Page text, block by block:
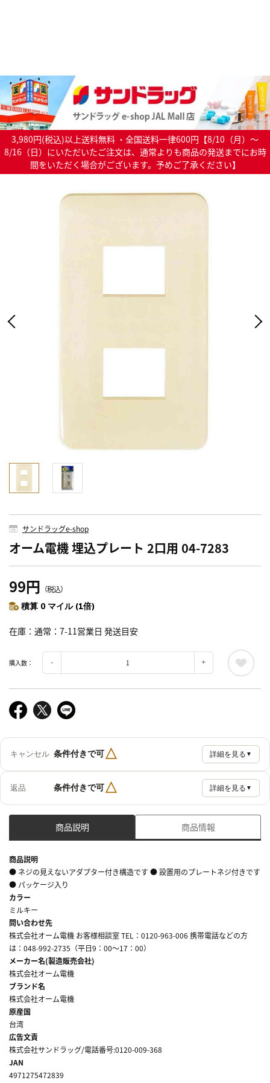
3,980円(税込)以上送料無料 ・全国送料一律600円【8/10（月）～
8/16（日）にいただいたご注文は、通常よりも商品の発送までにお時
間をいただく場合がございます。予めご了承ください】
サンドラッグe-shop
オーム電機 埋込プレート 2口用 04-7283
99円 （税込）
積算 0 マイル (1倍)
在庫 通常：7-11営業日 発送目安
購入数：
キャンセル 条件付きで可△ 詳細を見る ▼
返品 条件付きで可△ 詳細を見る ▼
商品説明 商品情報
商品説明
● ネジの見えないアダプター付き構造です ● 設置用のプレートネジ付きです
● パッケージ入り
カラー
ミルキー
問い合わせ先
株式会社オーム電機 お客様相談室 TEL：0120-963-006 携帯電話などの方
は：048-992-2735（平日9：00～17：00）
メーカー名(製造販売会社)
株式会社オーム電機
ブランド名
株式会社オーム電機
原産国
台湾
広告文責
株式会社サンドラッグ/電話番号:0120-009-368
JAN
4971275472839